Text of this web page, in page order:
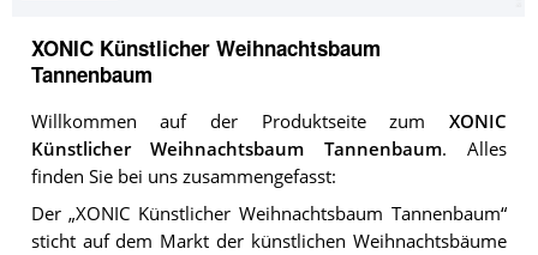
XONIC Künstlicher Weihnachtsbaum
Tannenbaum
Willkommen auf der Produktseite zum XONIC
Künstlicher Weihnachtsbaum Tannenbaum. Alles
finden Sie bei uns zusammengefasst:
Der „XONIC Künstlicher Weihnachtsbaum Tannenbaum“
sticht auf dem Markt der künstlichen Weihnachtsbäume